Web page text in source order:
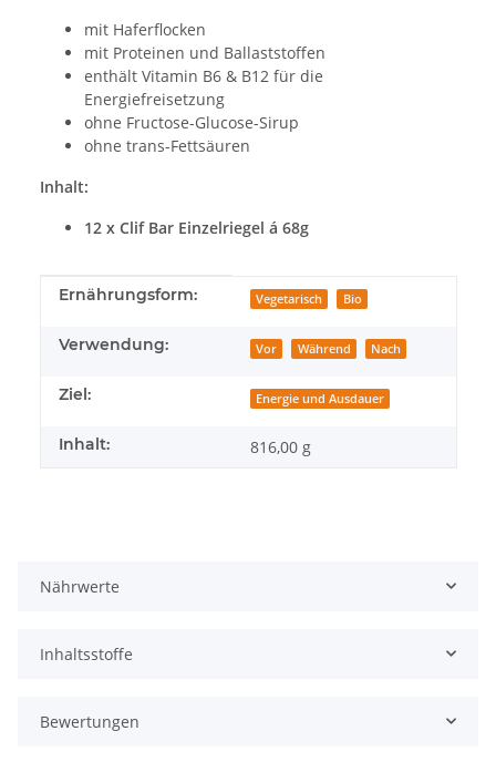
mit Haferflocken
mit Proteinen und Ballaststoffen
enthält Vitamin B6 & B12 für die
Energiefreisetzung
ohne Fructose-Glucose-Sirup
ohne trans-Fettsäuren
Inhalt:
12 x Clif Bar Einzelriegel á 68g
Produkteigenschaft
Wert
Ernährungsform: Vegetarisch Bio
Verwendung: Vor Während Nach
Ziel: Energie und Ausdauer
Inhalt: 816,00 g
Nährwerte
Inhaltsstoffe
Bewertungen